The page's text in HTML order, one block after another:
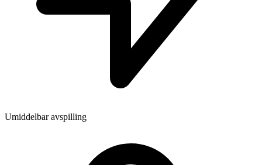
Umiddelbar avspilling